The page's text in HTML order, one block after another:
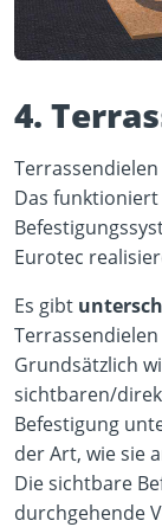
4.
Terrassendielen
Das
Eurotec
Es gibt
Grundsätzlich
sichtbaren/
Befestigung
der Art, wie sie
Die sichtbare
durchgehende